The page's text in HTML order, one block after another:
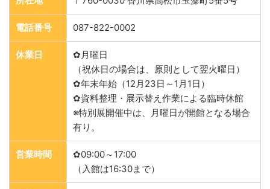
電話番号 087-822-0002
休業日
✿月曜日
（祝休日の場合は、原則として翌火曜日）
✿年末年始（12月23日～1月1日）
✿資料整理・展示替え作業による臨時休館
※特別展開催中は、月曜日が開館となる場合
有り。
営業時間
✿09:00～17:00
（入館は16:30まで）